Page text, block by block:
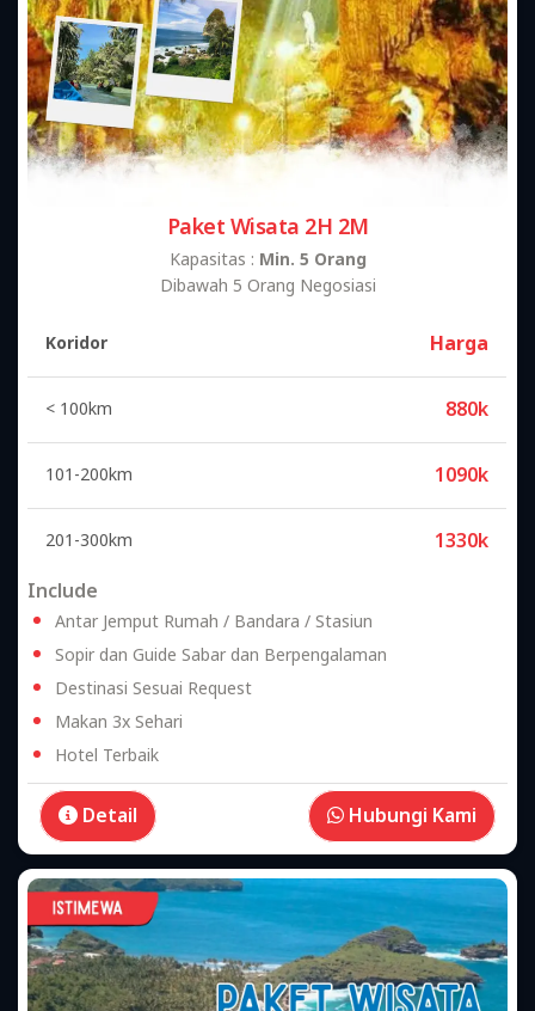
Paket Wisata 2H 2M
Kapasitas : Min. 5 Orang
Dibawah 5 Orang Negosiasi
Koridor
Harga
< 100km 880k
101-200km 1090k
201-300km
1330k
Include
Antar Jemput Rumah / Bandara / Stasiun
Sopir dan Guide Sabar dan Berpengalaman
Destinasi Sesuai Request
Makan 3x Sehari
Hotel Terbaik
Detail Hubungi Kami